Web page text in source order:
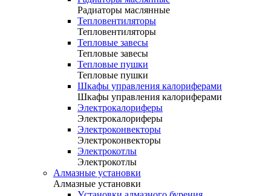
Радиаторы маслянные
Тепловентиляторы
Тепловентиляторы
Тепловые завесы
Тепловые завесы
Тепловые пушки
Тепловые пушки
Шкафы управления калориферами
Шкафы управления калориферами
Электрокалориферы
Электрокалориферы
Электроконвекторы
Электроконвекторы
Электрокотлы
Электрокотлы
Алмазные установки
Алмазные установки